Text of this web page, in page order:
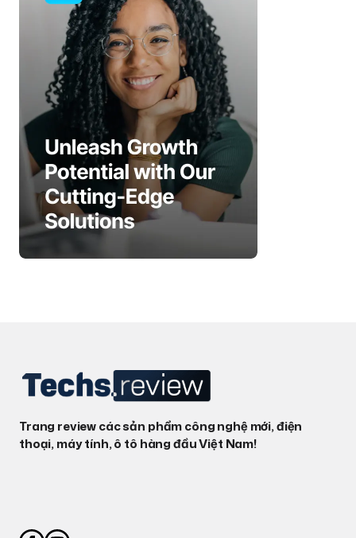
Trang review các sản phẩm công nghệ mới, điện
thoại, máy tính, ô tô hàng đầu Việt Nam!